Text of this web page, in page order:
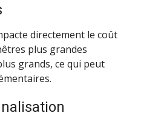
directement le coût
plus grandes
grands, ce qui peut